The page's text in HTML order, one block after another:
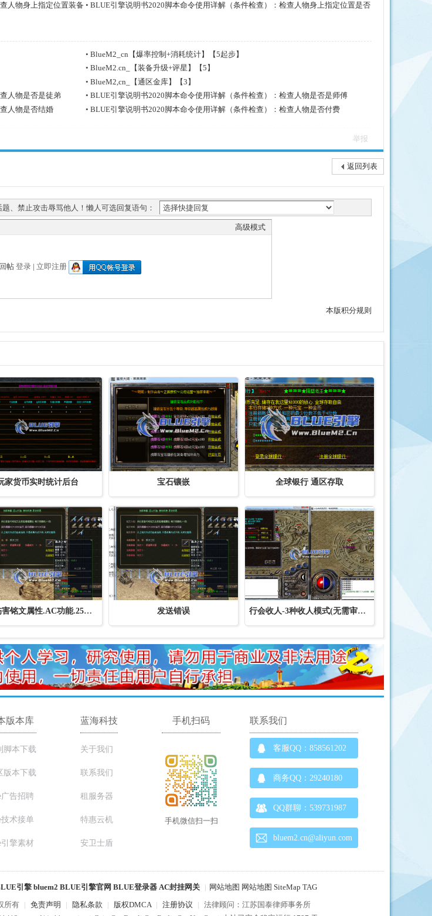
人物身上指定位置装备 • BLUE引擎说明书2020脚本命令使用详解（条件检查）：检查人物身上指定位置是否
• BlueM2_cn【爆率控制+消耗统计】【5起步】
• BlueM2.cn_【装备升级+评星】【5】
• BlueM2,cn_【通区金库】【3】
人物是否是徒弟 • BLUE引擎说明书2020脚本命令使用详解（条件检查）：检查人物是否是师傅
人物是否结婚 • BLUE引擎说明书2020脚本命令使用详解（条件检查）：检查人物是否付费
举报
返回列表
、禁止攻击辱骂他人！懒人可选回复语句：
高级模式
帖 登录| 立即注册
本版积分规则
家货币实时统计后台 宝石镶嵌 全球银行 通区存取
技能伤害铭文属性.AC功能.25及以上引擎使用 发送错误 行会收人-3种收人模式(无需审批、即时审批
版本库
脚本下载
版本下载
广告招聘
技术接单
引擎素材
蓝海科技
关于我们
联系我们
租服务器
特惠云机
安卫士盾
手机扫码
手机微信扫一扫
联系我们
客服QQ：858561202
商务QQ：29240180
QQ群聊：539731987
bluem2.cn@aliyun.com
引擎 bluem2 BLUE引擎官网 BLUE登录器 AC封挂网关 | 网站地图 网站地图 SiteMap TAG
所有
| 免责声明 | 隐私条款 | 版权DMCA | 注册协议 | 法律顾问：江苏国泰律师事务所